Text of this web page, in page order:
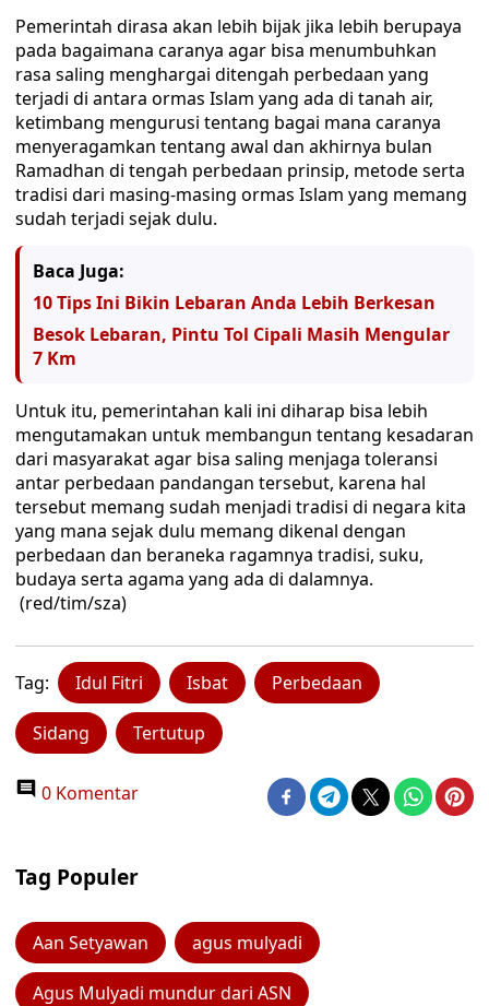
Pemerintah dirasa akan lebih bijak jika lebih berupaya
pada bagaimana caranya agar bisa menumbuhkan
rasa saling menghargai ditengah perbedaan yang
terjadi di antara ormas Islam yang ada di tanah air,
ketimbang mengurusi tentang bagai mana caranya
menyeragamkan tentang awal dan akhirnya bulan
Ramadhan di tengah perbedaan prinsip, metode serta
tradisi dari masing-masing ormas Islam yang memang
sudah terjadi sejak dulu.
Baca Juga:
10 Tips Ini Bikin Lebaran Anda Lebih Berkesan
Besok Lebaran, Pintu Tol Cipali Masih Mengular
7 Km
Untuk itu, pemerintahan kali ini diharap bisa lebih
mengutamakan untuk membangun tentang kesadaran
dari masyarakat agar bisa saling menjaga toleransi
antar perbedaan pandangan tersebut, karena hal
tersebut memang sudah menjadi tradisi di negara kita
yang mana sejak dulu memang dikenal dengan
perbedaan dan beraneka ragamnya tradisi, suku,
budaya serta agama yang ada di dalamnya.
(red/tim/sza)
Tag: Idul Fitri Isbat Perbedaan
Sidang Tertutup
0 Komentar
Tag Populer
Aan Setyawan agus mulyadi
Agus Mulyadi mundur dari ASN